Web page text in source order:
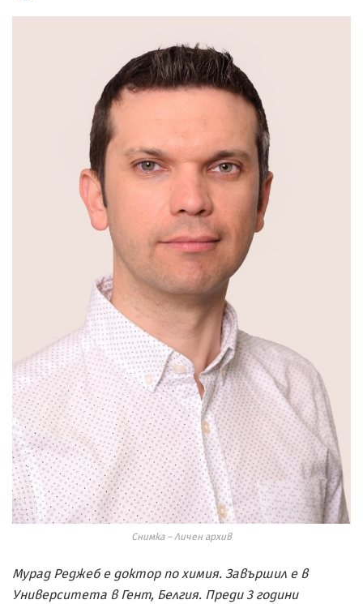
Снимка – Личен архив
Мурад Реджеб е доктор по химия. Завършил е в
Университета в Гент, Белгия. Преди 3 години